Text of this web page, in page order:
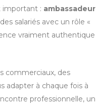
important : ambassadeur
salariés avec un rôle «
vraiment authentique
commerciaux, des
adapter à chaque fois à
professionnelle, un